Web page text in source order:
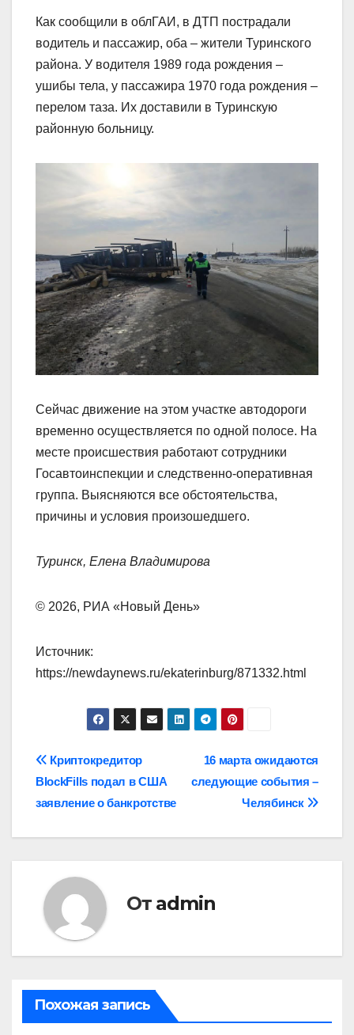
Как сообщили в облГАИ, в ДТП пострадали
водитель и пассажир, оба – жители Туринского
района. У водителя 1989 года рождения –
ушибы тела, у пассажира 1970 года рождения –
перелом таза. Их доставили в Туринскую
районную больницу.
Сейчас движение на этом участке автодороги
временно осуществляется по одной полосе. На
месте происшествия работают сотрудники
Госавтоинспекции и следственно-оперативная
группа. Выясняются все обстоятельства,
причины и условия произошедшего.
Туринск, Елена Владимирова
© 2026, РИА «Новый День»
Источник:
https://newdaynews.ru/ekaterinburg/871332.html
Навигация
по
записям
16 марта ожидаются
следующие события –
Челябинск
Криптокредитор
BlockFills подал в США
заявление о банкротстве
От admin
Похожая запись